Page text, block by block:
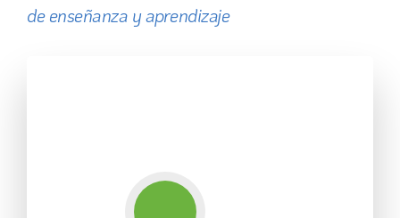
de enseñanza y aprendizaje